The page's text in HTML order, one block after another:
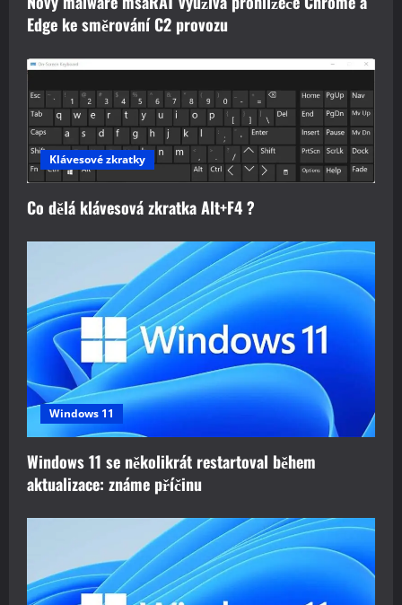
Edge ke směrování C2 provozu
Klávesové zkratky
Co dělá klávesová zkratka Alt+F4 ?
Windows 11
Windows 11 se několikrát restartoval během
aktualizace: známe příčinu